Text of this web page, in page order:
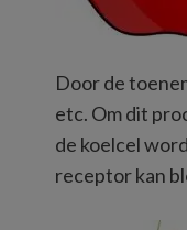
Door de
etc. Om dit
de koelcel
receptor kan